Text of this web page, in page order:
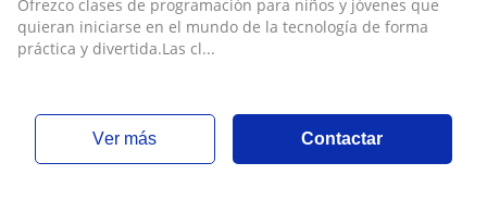
Ofrezco clases de programación para niños y jóvenes que
quieran iniciarse en el mundo de la tecnología de forma
práctica y divertida.Las cl...
ver más Contactar